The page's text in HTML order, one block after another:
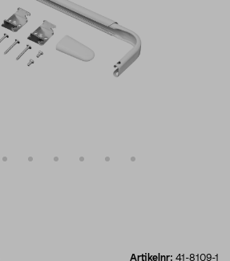
Artikelnr: 41-8109-1